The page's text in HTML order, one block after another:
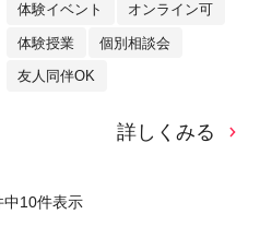
体験イベント オンライン可
体験授業 個別相談会
友人同伴OK
詳しくみる
中10件表示